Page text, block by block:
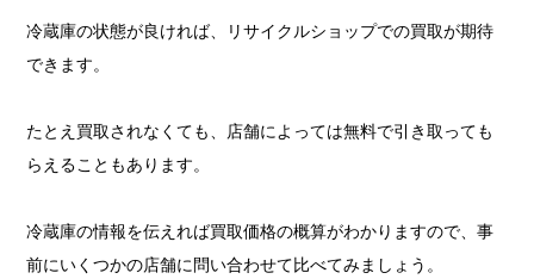
冷蔵庫の状態が良ければ、リサイクルショップでの買取が期待
できます。
たとえ買取されなくても、店舗によっては無料で引き取っても
らえることもあります。
冷蔵庫の情報を伝えれば買取価格の概算がわかりますので、事
前にいくつかの店舗に問い合わせて比べてみましょう。